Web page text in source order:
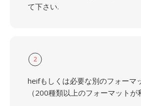
て下さい.
2
heifもしくは必要な別のフォーマ
（200種類以上のフォーマットが